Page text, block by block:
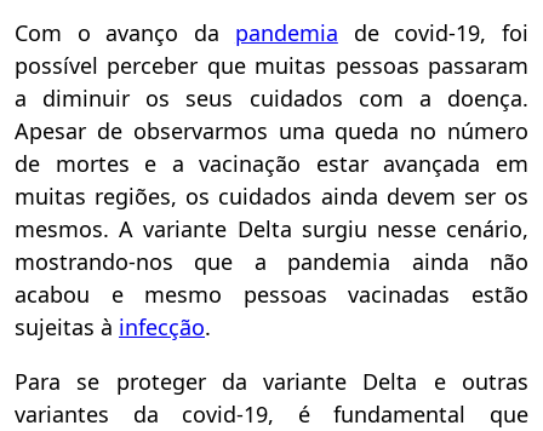
Com o avanço da pandemia de covid-19, foi
possível perceber que muitas pessoas passaram
a diminuir os seus cuidados com a doença.
Apesar de observarmos uma queda no número
de mortes e a vacinação estar avançada em
muitas regiões, os cuidados ainda devem ser os
mesmos. A variante Delta surgiu nesse cenário,
mostrando-nos que a pandemia ainda não
acabou e mesmo pessoas vacinadas estão
sujeitas à infecção.
Para se proteger da variante Delta e outras
variantes da covid-19, é fundamental que